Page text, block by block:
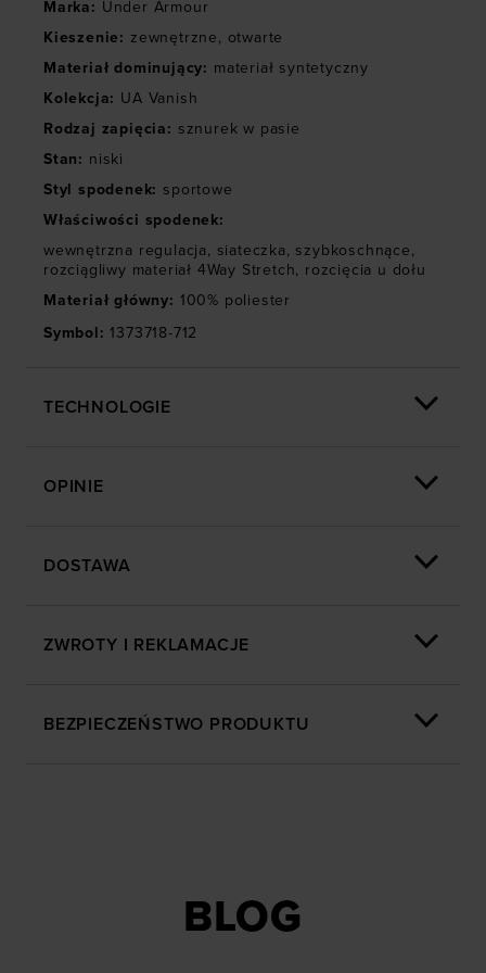
oferowanych przez naszych partnerów (np. sieci
społecznościowych). Szczegółowe informacje
Marka: Under Armour
Kieszenie: zewnętrzne, otwarte
Materiał dominujący: materiał syntetyczny
Kolekcja: UA Vanish
Rodzaj zapięcia: sznurek w pasie
Stan: niski
Styl spodenek: sportowe
Właściwości spodenek:
wewnętrzna regulacja, siateczka, szybkoschnące,
rozciągliwy materiał 4Way Stretch, rozcięcia u dołu
Materiał główny: 100% poliester
Symbol: 1373718-712
TECHNOLOGIE
OPINIE
DOSTAWA
ZWROTY I REKLAMACJE
BEZPIECZEŃSTWO PRODUKTU
BLOG